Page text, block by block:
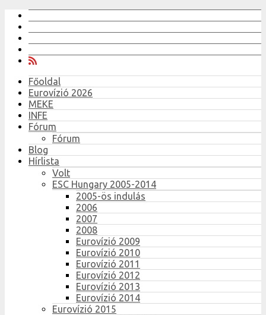
Főoldal
Eurovízió 2026
MEKE
INFE
Fórum
Fórum
Blog
Hírlista
Volt
ESC Hungary 2005-2014
2005-ös indulás
2006
2007
2008
Eurovízió 2009
Eurovízió 2010
Eurovízió 2011
Eurovízió 2012
Eurovízió 2013
Eurovízió 2014
Eurovízió 2015